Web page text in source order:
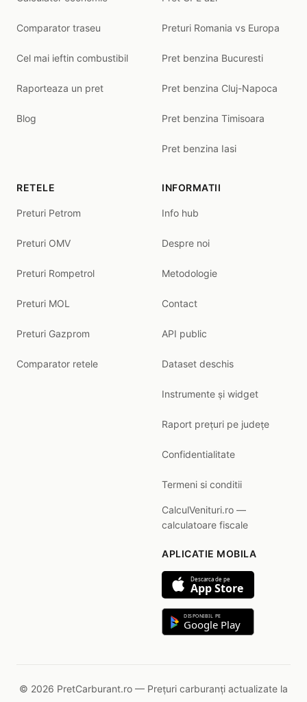
Comparator traseu
Cel mai ieftin combustibil
Raporteaza un pret
Blog
Preturi Romania vs Europa
Pret benzina Bucuresti
Pret benzina Cluj-Napoca
Pret benzina Timisoara
Pret benzina Iasi
RETELE
Preturi Petrom
Preturi OMV
Preturi Rompetrol
Preturi MOL
Preturi Gazprom
Comparator retele
INFORMATII
Info hub
Despre noi
Metodologie
Contact
API public
Dataset deschis
Instrumente și widget
Raport prețuri pe județe
Confidentialitate
Termeni si conditii
CalculVenituri.ro —
calculatoare fiscale
APLICATIE MOBILA
Descarca de pe
App Store
DISPONIBIL PE
Google Play
© 2026 PretCarburant.ro — Prețuri carburanți actualizate la